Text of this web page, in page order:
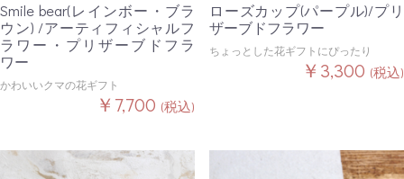
Smile bear(レインボー・ブラ
ウン) /アーティフィシャルフ
ラワー・プリザーブドフラ
ワー
かわいいクマの花ギフト
￥7,700 (税込)
ローズカップ(パープル)/プリ
ザーブドフラワー
ちょっとした花ギフトにぴったり
￥3,300 (税込)